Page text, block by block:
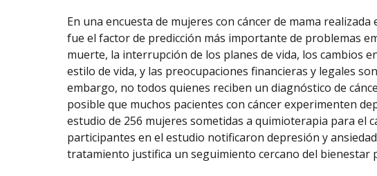
En una encuesta de mujeres con cáncer de mama
fue el factor de predicción más importante de problemas
muerte, la interrupción de los planes de vida, los cambios
estilo de vida, y las preocupaciones financieras y legales
embargo, no todos quienes reciben un diagnóstico de
posible que muchos pacientes con cáncer experimenten
estudio de 256 mujeres sometidas a quimioterapia para el
participantes en el estudio notificaron depresión y
tratamiento justifica un seguimiento cercano del bienestar